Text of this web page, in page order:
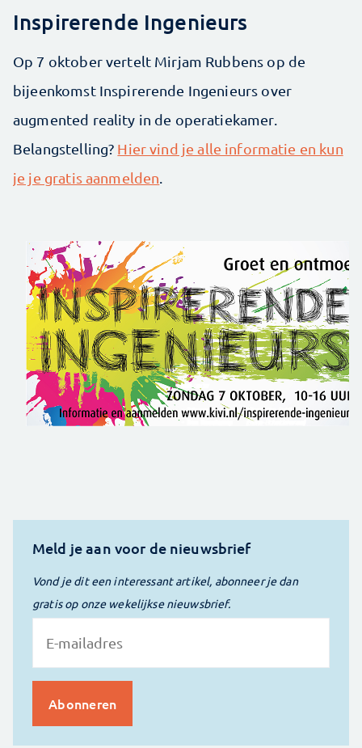
Inspirerende Ingenieurs
Op 7 oktober vertelt Mirjam Rubbens op de
bijeenkomst Inspirerende Ingenieurs over
augmented reality in de operatiekamer.
Belangstelling? Hier vind je alle informatie en kun
je je gratis aanmelden
Meld je aan voor de nieuwsbrief
Vond je dit een interessant artikel, abonneer je dan
gratis op onze wekelijkse nieuwsbrief.